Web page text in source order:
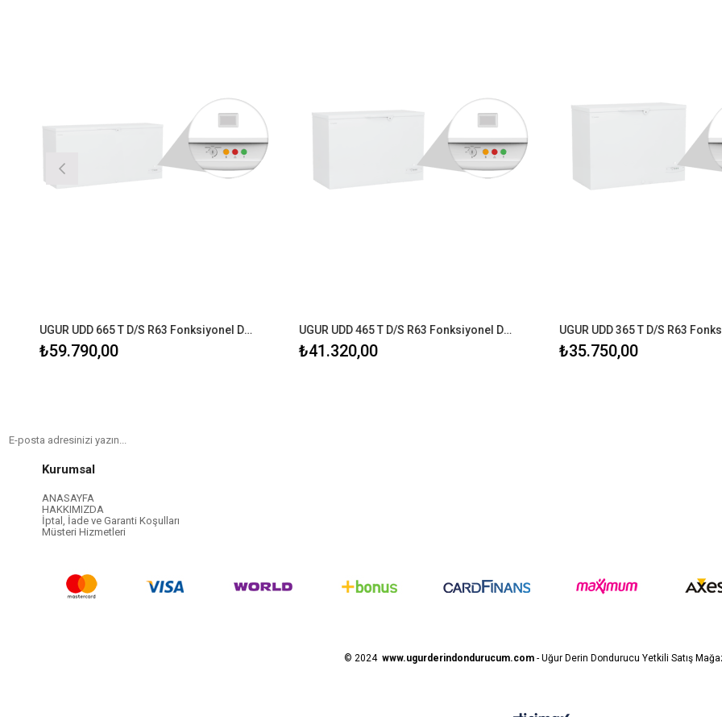
UGUR UDD 665 T D/S R63 Fonksiyonel Dondurucu
₺59.790,00
UGUR UDD 465 T D/S R63 Fonksiyonel Dondurucu
₺41.320,00 ₺35.750,00
Kurumsal
ANASAYFA
HAKKIMIZDA
İptal, İade ve Garanti Koşulları
Müsteri Hizmetleri
© 2024 www.ugurderindondurucum.com- Uğur Derin Dondurucu Yetkili Satış